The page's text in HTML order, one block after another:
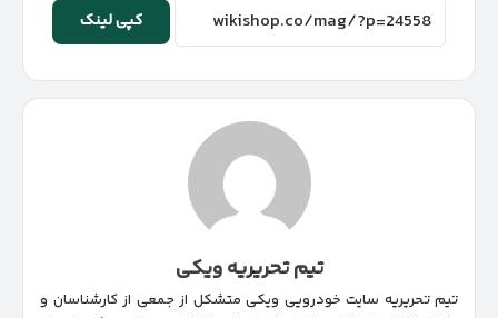
کپی لینک
تیم تحریریه ویکی
تیم تحریریه سایت خودرویی ویکی متشکل از جمعی از کارشناسان و